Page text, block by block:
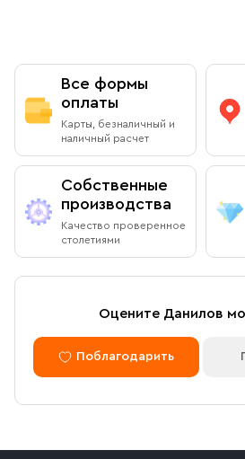
Все формы
оплаты
Карты, безналичный и
наличный расчет
Собственные
производства
Качество проверенное
столетиями
Оцените Данилов
Поблагодарить